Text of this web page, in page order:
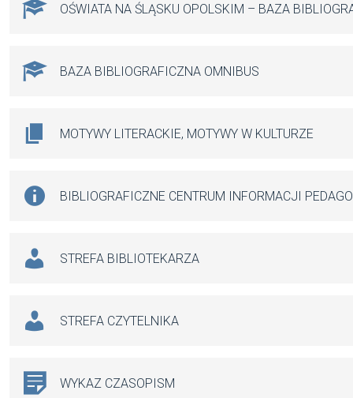
OŚWIATA NA ŚLĄSKU OPOLSKIM – BAZA
BAZA BIBLIOGRAFICZNA OMNIBUS
MOTYWY LITERACKIE, MOTYWY W KULTURZE
BIBLIOGRAFICZNE CENTRUM INFORMACJI
STREFA BIBLIOTEKARZA
STREFA CZYTELNIKA
WYKAZ CZASOPISM